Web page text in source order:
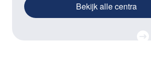
Bekijk alle centra